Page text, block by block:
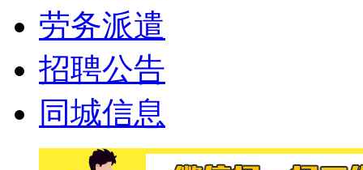
劳务派遣
招聘公告
同城信息